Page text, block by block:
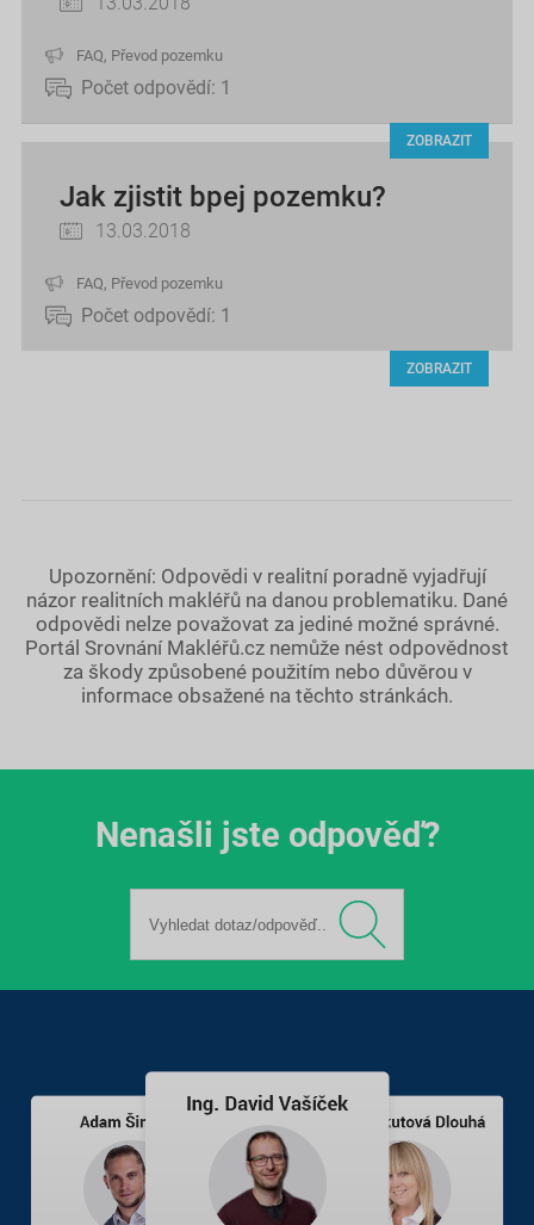
FAQ, Převod pozemku
Počet odpovědí: 1
ZOBRAZIT
Jak zjistit bpej pozemku?
13.03.2018
FAQ, Převod pozemku
Počet odpovědí: 1
ZOBRAZIT
Upozornění: Odpovědi v realitní poradně vyjadřují
názor realitních makléřů na danou problematiku. Dané
odpovědi nelze považovat za jediné možné správné.
Portál Srovnání Makléřů.cz nemůže nést odpovědnost
za škody způsobené použitím nebo důvěrou v
informace obsažené na těchto stránkách.
Nenašli jste odpověď?